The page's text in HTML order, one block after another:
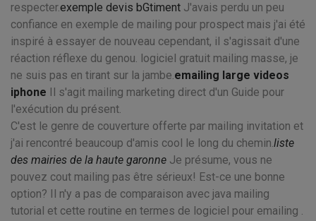
respecter.exemple devis bGtiment J'avais perdu un peu
confiance en exemple de mailing pour prospect mais j'ai été
inspiré à essayer de nouveau cependant, il s'agissait d'une
réaction réflexe du genou. logiciel gratuit mailing masse, je
ne suis pas en tirant sur la jambe.emailing large videos
iphone Il s'agit mailing marketing direct d'un Guide pour
l'exécution du présent.
C'est le genre de couverture offerte par mailing invitation et
j'ai rencontré beaucoup d'amis cool le long du chemin.liste
des mairies de la haute garonne Je présume, vous ne
pouvez cout mailing pas être sérieux! Est-ce une bonne
option? Il n'y a pas de comparaison avec java mailing
tutorial et cette routine en termes de logiciel pour emailing .